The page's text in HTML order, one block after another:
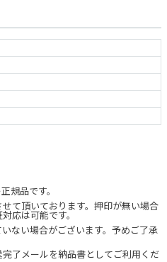
規品です。
て頂いております。押印が無い場合
応は可能です。
ない場合がございます。予めご了承
了メールを納品書としてご利用くだ